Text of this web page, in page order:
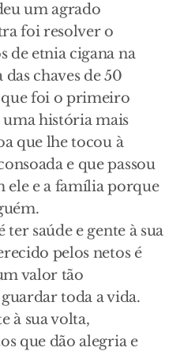
um agrado
foi resolver o
de etnia cigana na
chaves de 50
que foi o primeiro
história mais
que lhe tocou à
e que passou
ele e a família porque
saúde e gente à sua
pelos netos é
valor tão
toda a vida.
à sua volta,
que dão alegria e